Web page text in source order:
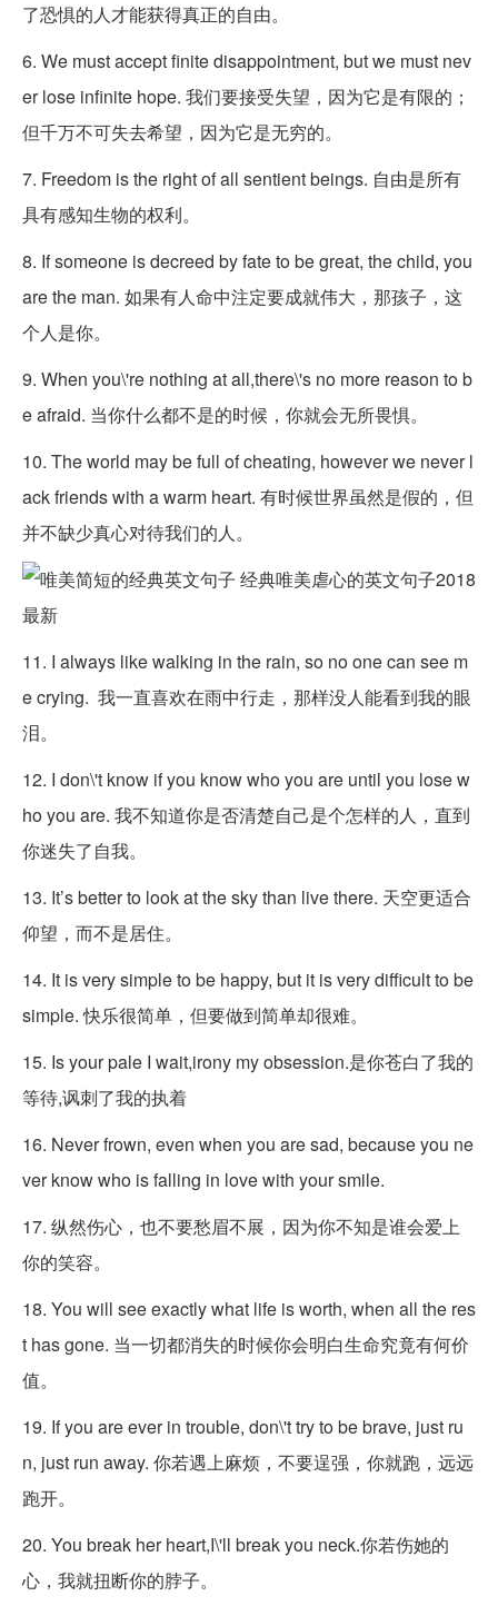
了恐惧的人才能获得真正的自由。
6. We must accept finite disappointment, but we must nev
er lose infinite hope. 我们要接受失望，因为它是有限的；
但千万不可失去希望，因为它是无穷的。
7. Freedom is the right of all sentient beings. 自由是所有
具有感知生物的权利。
8. If someone is decreed by fate to be great, the child, you
are the man. 如果有人命中注定要成就伟大，那孩子，这
个人是你。
9. When you\'re nothing at all,there\'s no more reason to b
e afraid. 当你什么都不是的时候，你就会无所畏惧。
10. The world may be full of cheating, however we never l
ack friends with a warm heart. 有时候世界虽然是假的，但
并不缺少真心对待我们的人。
11. I always like walking in the rain, so no one can see m
e crying. 我一直喜欢在雨中行走，那样没人能看到我的眼
泪。
12. I don\'t know if you know who you are until you lose w
ho you are. 我不知道你是否清楚自己是个怎样的人，直到
你迷失了自我。
13. It’s better to look at the sky than live there. 天空更适合
仰望，而不是居住。
14. It is very simple to be happy, but it is very difficult to be
simple. 快乐很简单，但要做到简单却很难。
15. Is your pale I wait,irony my obsession.是你苍白了我的
等待,讽刺了我的执着
16. Never frown, even when you are sad, because you ne
ver know who is falling in love with your smile.
17. 纵然伤心，也不要愁眉不展，因为你不知是谁会爱上
你的笑容。
18. You will see exactly what life is worth, when all the res
t has gone. 当一切都消失的时候你会明白生命究竟有何价
值。
19. If you are ever in trouble, don\'t try to be brave, just ru
n, just run away. 你若遇上麻烦，不要逞强，你就跑，远远
跑开。
20. You break her heart,I\'ll break you neck.你若伤她的
心，我就扭断你的脖子。